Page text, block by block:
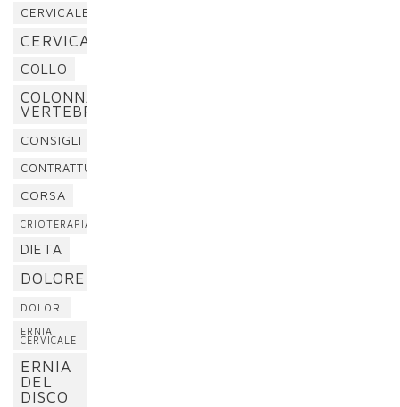
CERVICALE
CERVICALGIA
COLLO
COLONNA
VERTEBRALE
CONSIGLI
CONTRATTURA
CORSA
CRIOTERAPIA
DIETA
DOLORE
DOLORI
ERNIA
CERVICALE
ERNIA
DEL
DISCO